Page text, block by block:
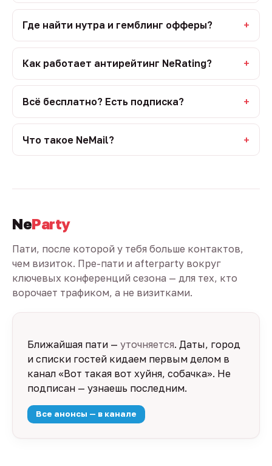
Где найти нутра и гемблинг офферы?
Как работает антирейтинг NeRating?
Всё бесплатно? Есть подписка?
Что такое NeMail?
NeParty
Пати, после которой у тебя больше контактов,
чем визиток. Пре-пати и afterparty вокруг
ключевых конференций сезона — для тех, кто
ворочает трафиком, а не визитками.
Ближайшая пати — уточняется. Даты, город
и списки гостей кидаем первым делом в
канал «Вот такая вот хуйня, собачка». Не
подписан — узнаешь последним.
Все анонсы — в канале